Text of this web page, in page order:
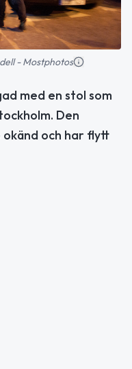
- Mostphotos
med en stol som
Den
och har flytt